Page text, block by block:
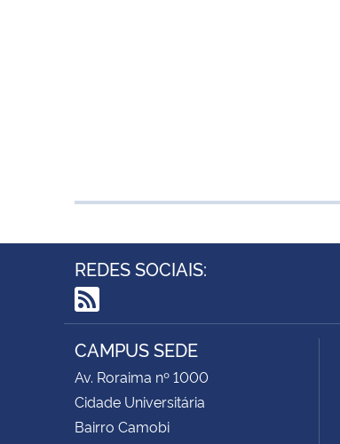
REDES SOCIAIS:
RSS
CAMPUS SEDE
Av. Roraima nº 1000
Cidade Universitária
Bairro Camobi